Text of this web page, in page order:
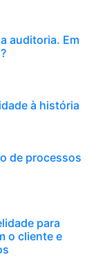
auditoria. Em
à história
de processos
para
o cliente e